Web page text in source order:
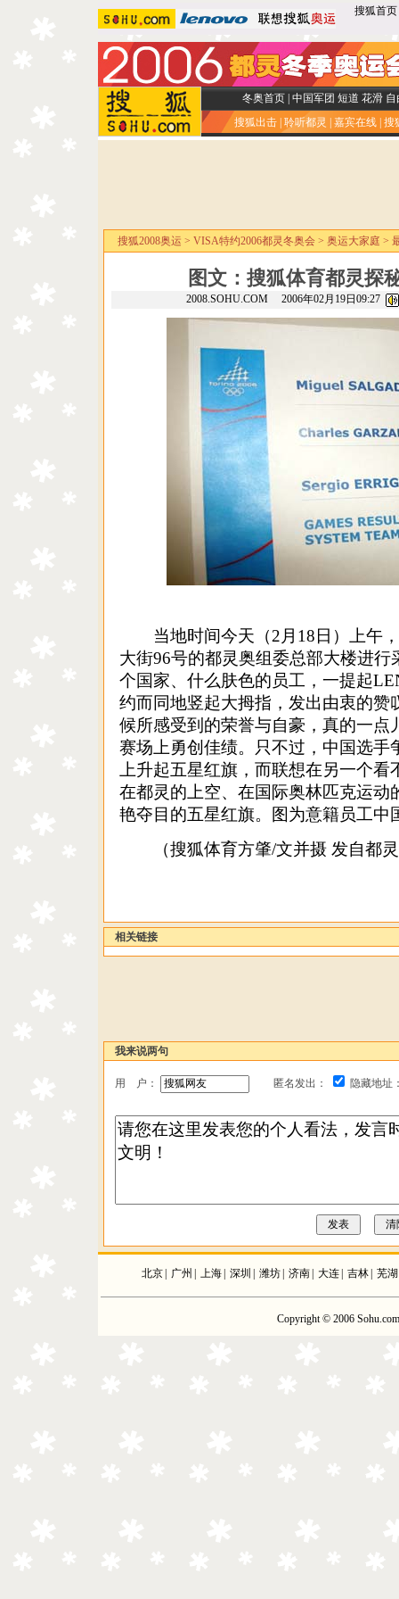
搜狐首页
冬奥首页| 中国军团 短道 花滑 自
搜狐出击 聆听都灵 嘉宾在线 搜
搜狐2008奥运 > VISA特约2006都灵冬奥会> 奥运大家庭 >
图文：搜狐体育都灵探
2008.SOHU.COM 2006年02月19日09:27
当地时间今天（2月18日）上午，
大街96号的都灵奥组委总部大楼进
个国家、什么肤色的员工，一提起
约而同地竖起大拇指，发出由衷的赞
候所感受到的荣誉与自豪，真的一点
赛场上勇创佳绩。只不过，中国选手
上升起五星红旗，而联想在另一个
在都灵的上空、在国际奥林匹克运动
艳夺目的五星红旗。
图为意籍员工中
（搜狐体育方肇/文并摄 发自都
相关链接
我来说两句
用 户： 匿名发出： 隐藏地址
北京 广州 上海 深圳 潍坊 济南 大连 吉林 芜湖
Copyright © 2006